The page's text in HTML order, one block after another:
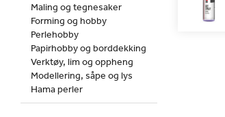
Maling og tegnesaker
Forming og hobby
Perlehobby
Papirhobby og borddekking
Verktøy, lim og oppheng
Modellering, såpe og lys
Hama perler